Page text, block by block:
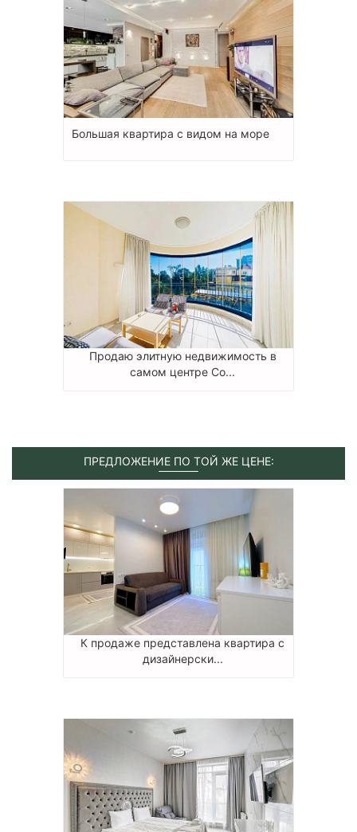
Большая квартира с видом на море
Продаю элитную недвижимость в
самом центре Со...
ПРЕДЛОЖЕНИЕ ПО ТОЙ ЖЕ ЦЕНЕ:
К продаже представлена квартира с
дизайнерски...